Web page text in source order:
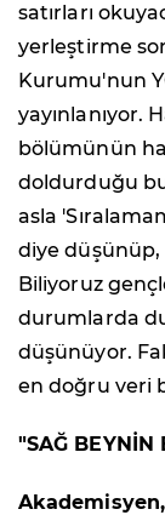
satırları
yerleştirme
Kurumu'nun
yayınlanıyor.
bölümünün
doldurduğu
asla
diye düşünüp,
Biliyoruz
durumlarda
düşünüyor.
en doğru veri
"SAĞ BEYNİN